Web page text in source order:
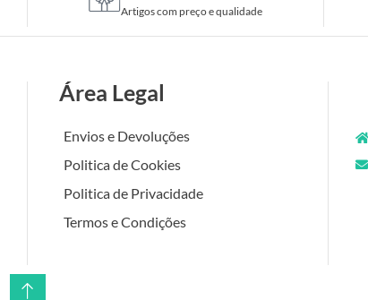
Artigos com preço e qualidade
Área Legal
Envios e Devoluções
Politica de Cookies
Politica de Privacidade
Termos e Condições